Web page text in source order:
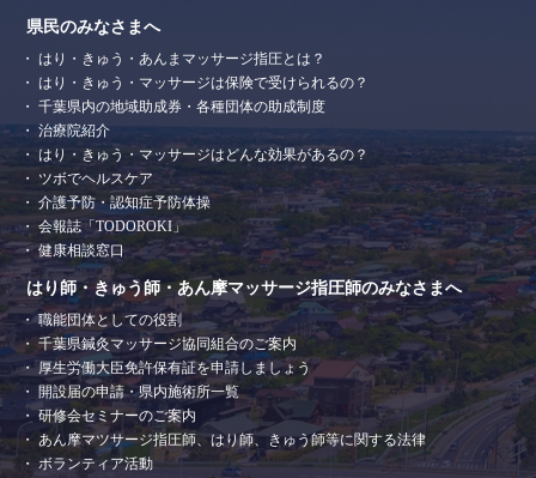
県民のみなさまへ
はり・きゅう・あんまマッサージ指圧とは？
はり・きゅう・マッサージは保険で受けられるの？
千葉県内の地域助成券・各種団体の助成制度
治療院紹介
はり・きゅう・マッサージはどんな効果があるの？
ツボでヘルスケア
介護予防・認知症予防体操
会報誌「TODOROKI」
健康相談窓口
はり師・きゅう師・あん摩マッサージ指圧師のみなさまへ
職能団体としての役割
千葉県鍼灸マッサージ協同組合のご案内
厚生労働大臣免許保有証を申請しましょう
開設届の申請・県内施術所一覧
研修会セミナーのご案内
あん摩マツサージ指圧師、はり師、きゅう師等に関する法律
ボランティア活動